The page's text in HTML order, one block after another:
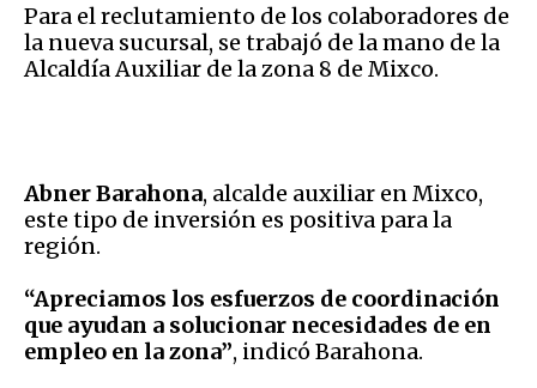
Para el reclutamiento de los colaboradores de
la nueva sucursal, se trabajó de la mano de la
Alcaldía Auxiliar de la zona 8 de Mixco.
Abner Barahona, alcalde auxiliar en Mixco,
este tipo de inversión es positiva para la
región.
“Apreciamos los esfuerzos de coordinación
que ayudan a solucionar necesidades de en
empleo en la zona”, indicó Barahona.